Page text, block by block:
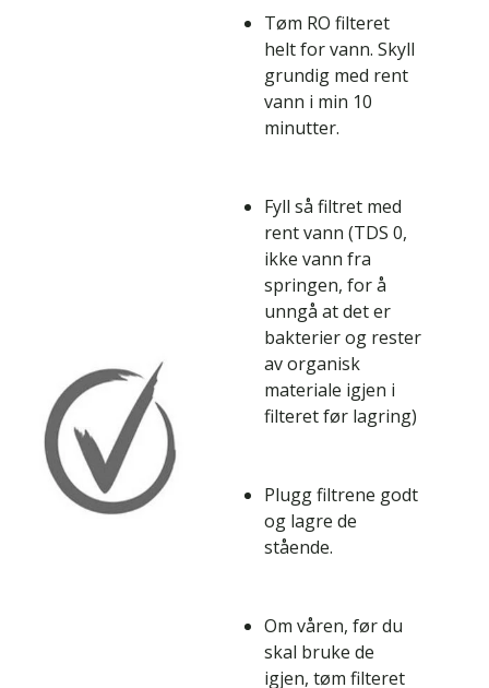
Tøm RO filteret
helt for vann. Skyll
grundig med rent
vann i min 10
minutter.
Fyll så filtret med
rent vann (TDS 0,
ikke vann fra
springen, for å
unngå at det er
bakterier og rester
av organisk
materiale igjen i
filteret før lagring)
Plugg filtrene godt
og lagre de
stående.
Om våren, før du
skal bruke de
igjen, tøm filteret